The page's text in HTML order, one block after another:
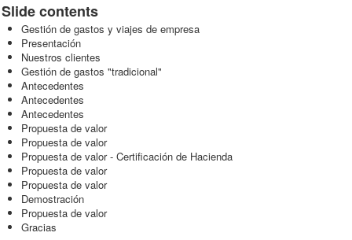
Slide contents
Gestión de gastos y viajes de empresa
Presentación
Nuestros clientes
Gestión de gastos "tradicional"
Antecedentes
Antecedentes
Antecedentes
Propuesta de valor
Propuesta de valor
Propuesta de valor - Certificación de Hacienda
Propuesta de valor
Propuesta de valor
Demostración
Propuesta de valor
Gracias